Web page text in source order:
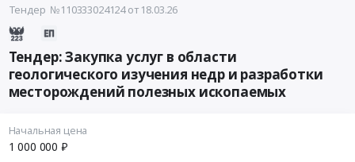
Тендер №110333024124от 18.03.26
Тендер: Закупка услуг в области
геологического изучения недр и разработки
месторождений полезных ископаемых
Начальная цена
1 000 000 ₽